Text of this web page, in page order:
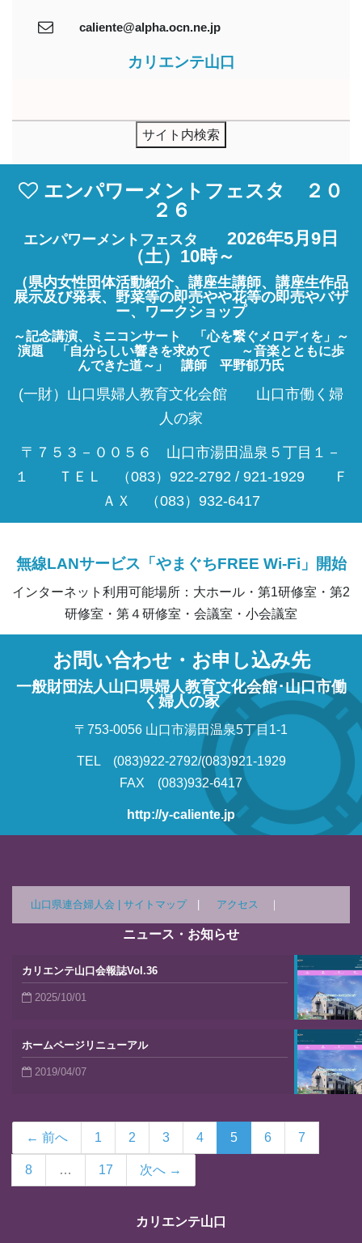
caliente@alpha.ocn.ne.jp
カリエンテ山口
エンパワーメントフェスタ ２０
２６
エンパワーメントフェスタ 2026年5月9日
（土）10時～
（県内女性団体活動紹介、講座生講師、講座生作品
展示及び発表、野菜等の即売やや花等の即売やバザ
ー、ワークショップ
～記念講演、ミニコンサート 「心を繋ぐメロディを」～
演題 「自分らしい響きを求めて ～音楽とともに歩
んできた道～」 講師 平野郁乃氏
(一財）山口県婦人教育文化会館 山口市働く婦
人の家
〒７５３－００５６ 山口市湯田温泉５丁目１－
１ ＴＥＬ （083）922-2792 / 921-1929 Ｆ
ＡＸ （083）932-6417
無線LANサービス「やまぐちFREE Wi-Fi」開始
インターネット利用可能場所：大ホール・第1研修室・第2
研修室・第４研修室・会議室・小会議室
お問い合わせ・お申し込み先
一般財団法人山口県婦人教育文化会館･山口市働
く婦人の家
〒753-0056 山口市湯田温泉5丁目1-1
TEL (083)922-2792/(083)921-1929
FAX (083)932-6417
http://y-caliente.jp
山口県連合婦人会 | サイトマップ| アクセス
ニュース・お知らせ
カリエンテ山口会報誌Vol.36
2025/10/01
ホームページリニューアル
2019/04/07
← 前へ 1 2 3 4 5 6 7
8 … 17 次へ →
カリエンテ山口